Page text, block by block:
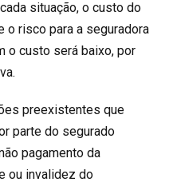
situação, o custo do
o risco para a seguradora
o custo será baixo, por
preexistentes que
parte do segurado
pagamento da
ou invalidez do